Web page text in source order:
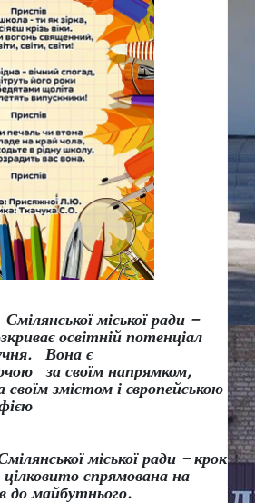
міської ради –
освітній потенціал
Вона є
за своїм напрямком,
своїм змістом і європейською
міської ради – крок
цілковито спрямована на
до майбутнього.